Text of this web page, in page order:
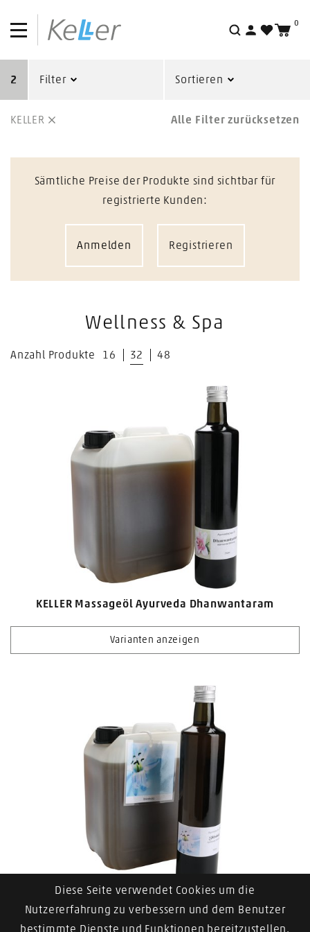
Suche
0
2 Filter Sortieren
KELLER Alle Filter zurücksetzen
Sämtliche Preise der Produkte sind sichtbar für
registrierte Kunden:
Anmelden Registrieren
Wellness & Spa
Anzahl Produkte 16 32 48
KELLER Massageöl Ayurveda Dhanwantaram
Varianten anzeigen
KELLER Massageöl Ayurveda Shirabala
Diese Seite verwendet Cookies um die
Nutzererfahrung zu verbessern und dem Benutzer
bestimmte Dienste und Funktionen bereitzustellen.